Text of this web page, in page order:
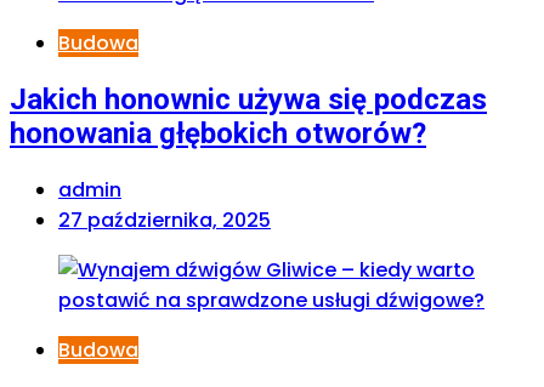
Budowa
Jakich honownic używa się podczas
honowania głębokich otworów?
admin
27 października, 2025
Budowa